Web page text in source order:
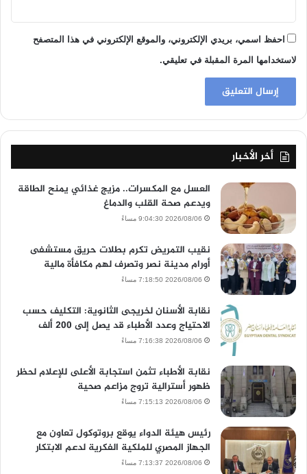
احفظ اسمي، بريدي الإلكتروني، والموقع الإلكتروني في هذا المتصفح
لاستخدامها المرة المقبلة في تعليقي.
أخر الأخبار
العسل مع المكسرات.. مزيج غذائي يمنح الطاقة
ويدعم صحة القلب والدماغ
2026/08/06 9:04:30 مساءً
نقيب التمريض تكرم بطلات حريق مستشفى
أورام مدينة نصر وتصرف لهم مكافأة مالية
2026/08/06 7:18:50 مساءً
نقابة الأسنان لخريجى الثانوية: التكليف حسب
الاحتياج وعدد الأطباء قد يصل إلى 200 ألف
2026/08/06 7:16:38 مساءً
نقابة الأطباء تثمن استجابة الأعلى للإعلام لحظر
ظهور أسترالية تروج مزاعم صحية
2026/08/06 7:15:13 مساءً
رئيس هيئة الدواء يوقع بروتوكول تعاون مع
الجهاز المصري للملكية الفكرية لدعم الابتكار
2026/08/06 7:13:37 مساءً